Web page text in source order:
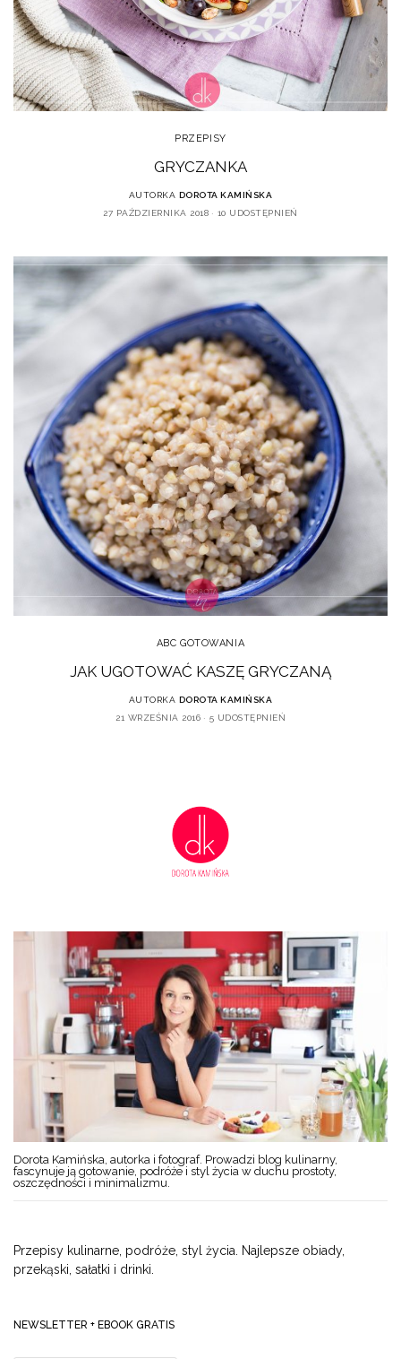
PRZEPISY
GRYCZANKA
AUTORKA DOROTA KAMIŃSKA
27 PAŹDZIERNIKA 2018
10 UDOSTĘPNIEŃ
ABC GOTOWANIA
JAK UGOTOWAĆ KASZĘ GRYCZANĄ
AUTORKA DOROTA KAMIŃSKA
21 WRZEŚNIA 2016
5 UDOSTĘPNIEŃ
Dorota Kamińska, autorka i fotograf. Prowadzi blog kulinarny,
fascynuje ją gotowanie, podróże i styl życia w duchu prostoty,
oszczędności i minimalizmu.
Przepisy kulinarne, podróże, styl życia. Najlepsze obiady,
przekąski, sałatki i drinki.
NEWSLETTER + EBOOK GRATIS